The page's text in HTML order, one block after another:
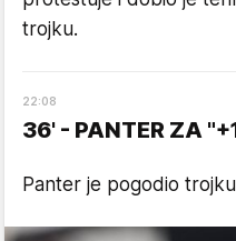
trojku.
22:08
36' - PANTER ZA
Panter je pogodio